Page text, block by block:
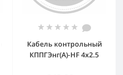
Кабель контрольный
КППГЭнг(А)-HF 4х2.5